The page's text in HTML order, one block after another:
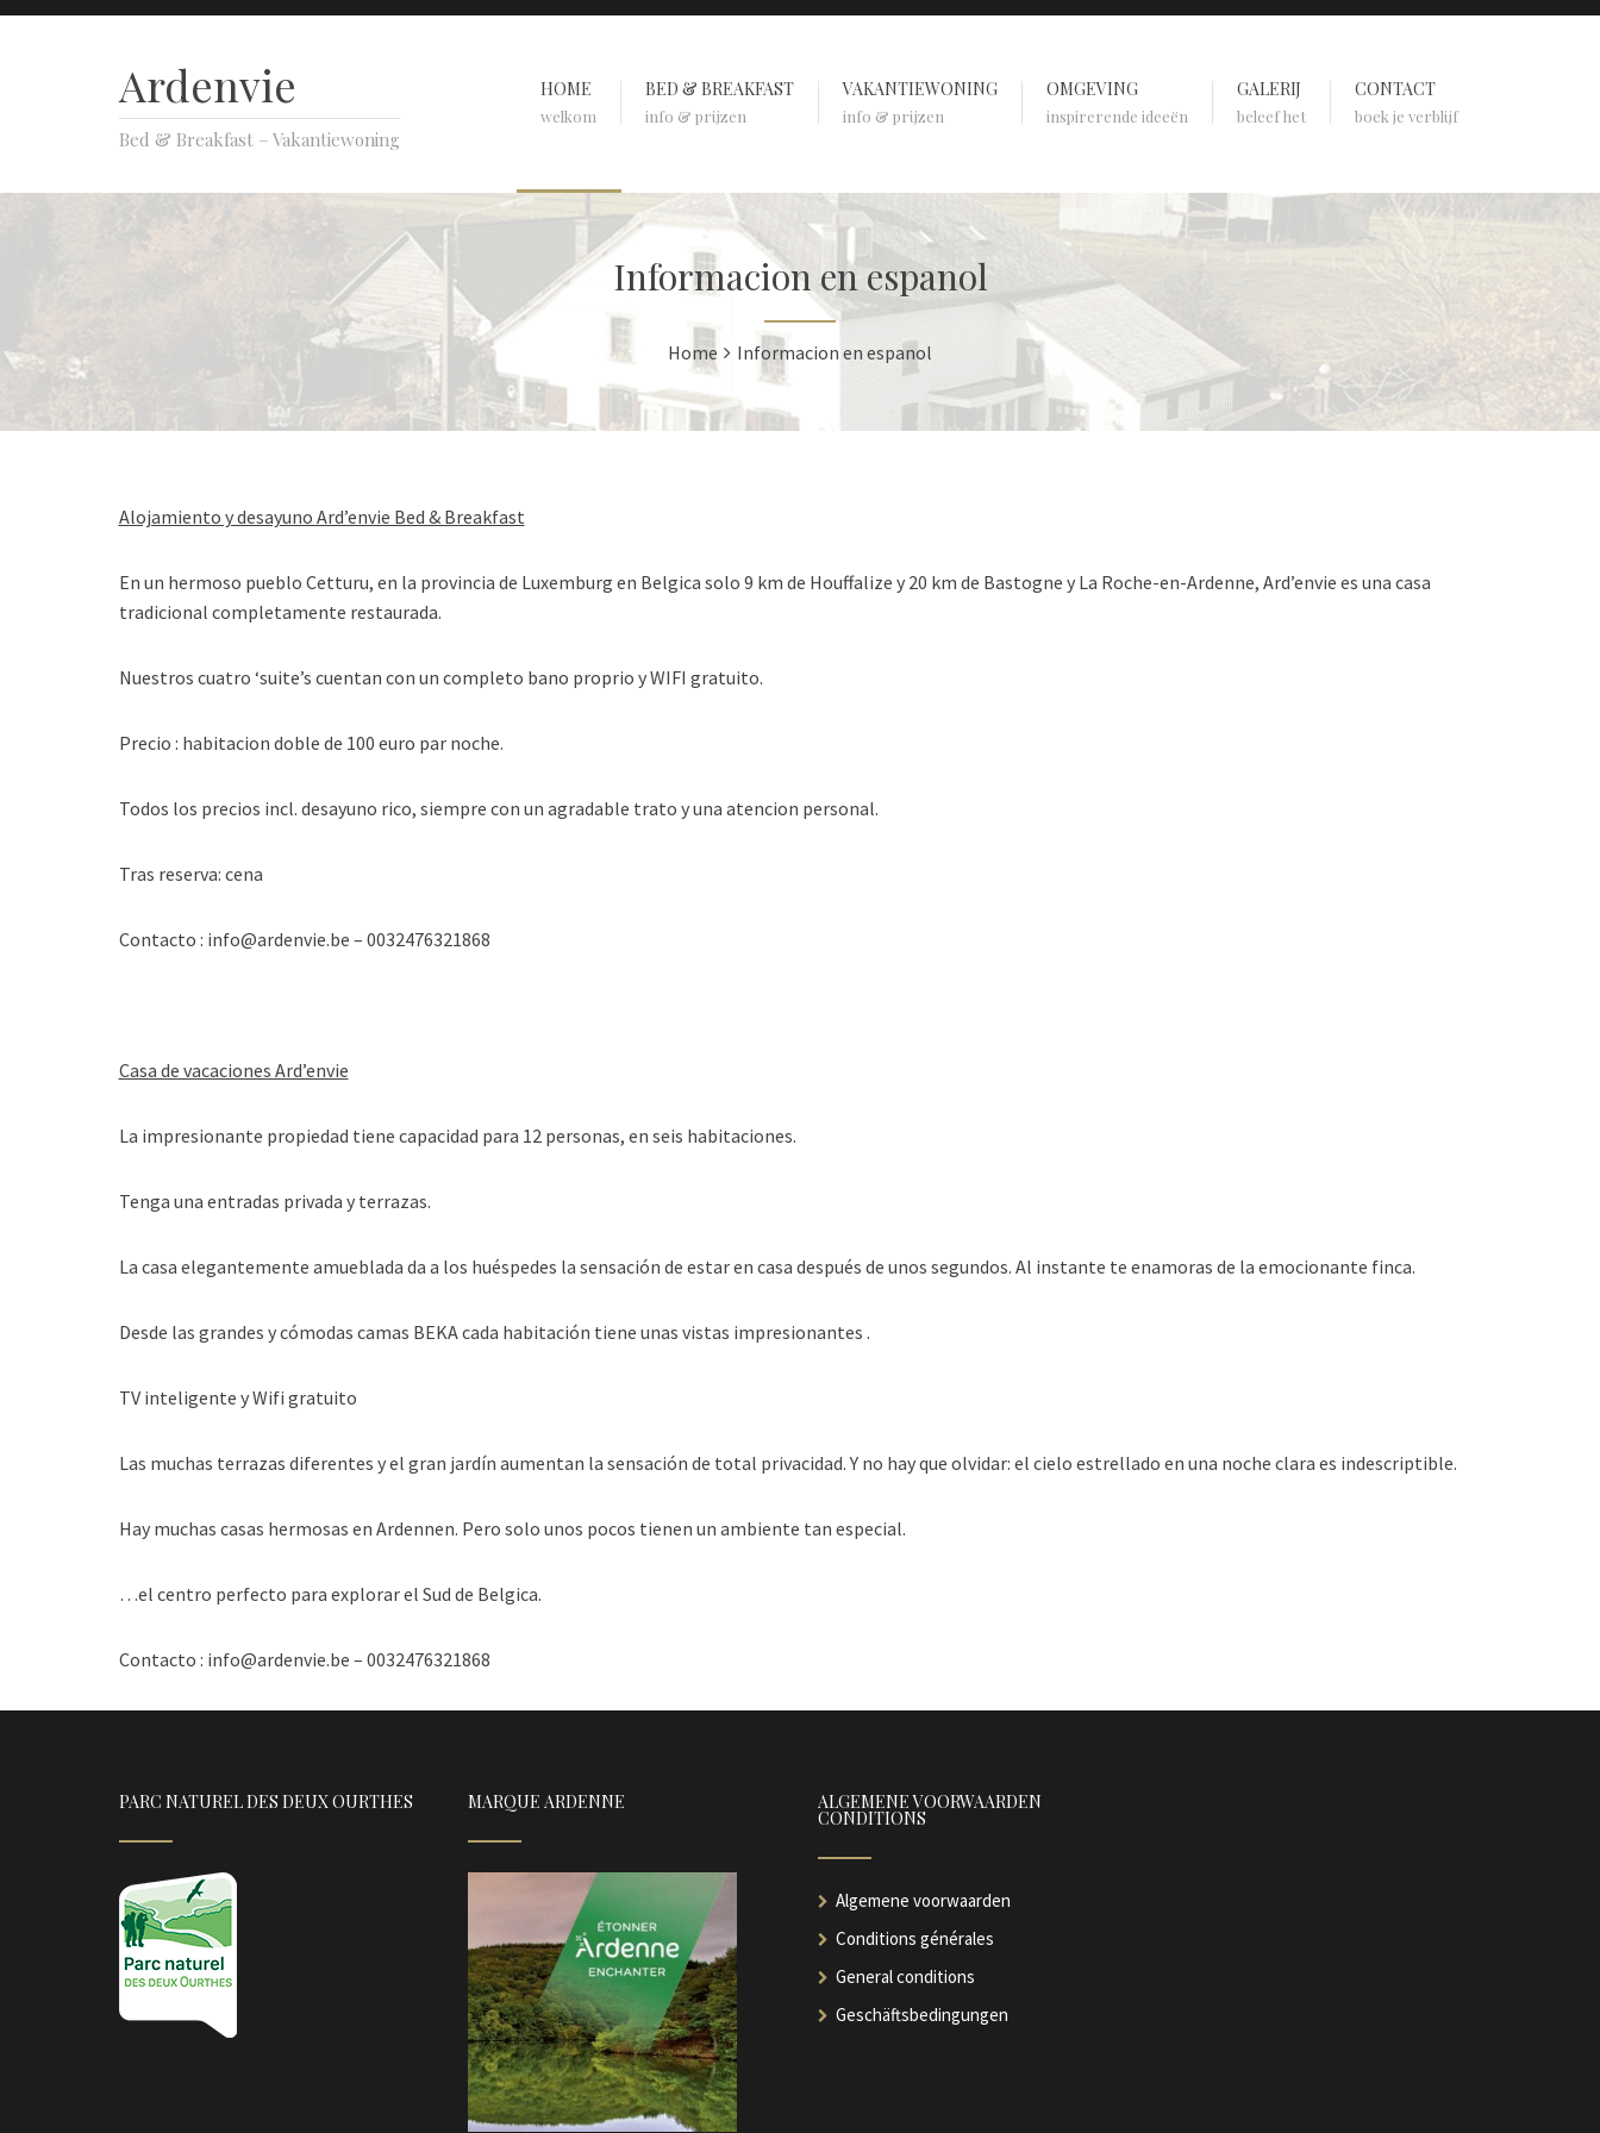
Ardenvie
Bed & Breakfast – Vakantiewoning
HOME
welkom
BED & BREAKFAST
info & prijzen
VAKANTIEWONING
info & prijzen
OMGEVING
inspirerende ideeën
GALERIJ
beleef het
CONTACT
boek je verblijf
Informacion en espanol
Home Informacion en espanol
Alojamiento y desayuno Ard’envie Bed & Breakfast
En un hermoso pueblo Cetturu, en la provincia de Luxemburg en Belgica solo 9 km de Houffalize y 20 km de Bastogne y La Roche-en-Ardenne, Ard’envie es una casa
tradicional completamente restaurada.
Nuestros cuatro ‘suite’s cuentan con un completo bano proprio y WIFI gratuito.
Precio : habitacion doble de 100 euro par noche.
Todos los precios incl. desayuno rico, siempre con un agradable trato y una atencion personal.
Tras reserva: cena
Contacto : info@ardenvie.be – 0032476321868
Casa de vacaciones Ard’envie
La impresionante propiedad tiene capacidad para 12 personas, en seis habitaciones.
Tenga una entradas privada y terrazas.
La casa elegantemente amueblada da a los huéspedes la sensación de estar en casa después de unos segundos. Al instante te enamoras de la emocionante finca.
Desde las grandes y cómodas camas BEKA cada habitación tiene unas vistas impresionantes .
TV inteligente y Wifi gratuito
Las muchas terrazas diferentes y el gran jardín aumentan la sensación de total privacidad. Y no hay que olvidar: el cielo estrellado en una noche clara es indescriptible.
Hay muchas casas hermosas en Ardennen. Pero solo unos pocos tienen un ambiente tan especial.
…el centro perfecto para explorar el Sud de Belgica.
Contacto : info@ardenvie.be – 0032476321868
PARC NATUREL DES DEUX OURTHES MARQUE ARDENNE ALGEMENE VOORWAARDEN
CONDITIONS
Algemene voorwaarden
Conditions générales
General conditions
Geschäftsbedingungen